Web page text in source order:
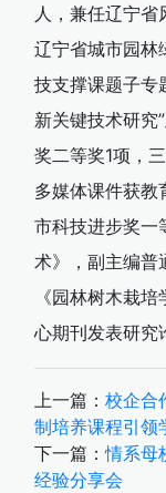
人，兼任辽宁省
辽宁省城市园林
技支撑课题子专
新关键技术研究
奖二等奖1项，
多媒体课件获教
市科技进步奖一
术》，副主编普
《园林树木栽
心期刊发表研究
上一篇： 校企合
制培养课程引领
下一篇：情系母
经验分享会